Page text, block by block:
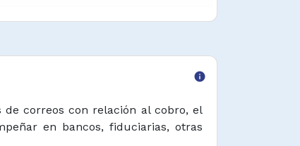
info
correos con relación al cobro, el
en bancos, fiduciarias, otras